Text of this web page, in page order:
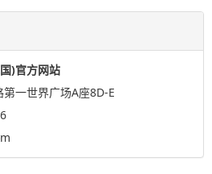
)官方网站
一世界广场A座8D-E